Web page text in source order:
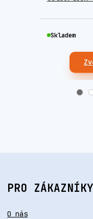
Skladem
PRO ZÁKAZNÍKY
O nás